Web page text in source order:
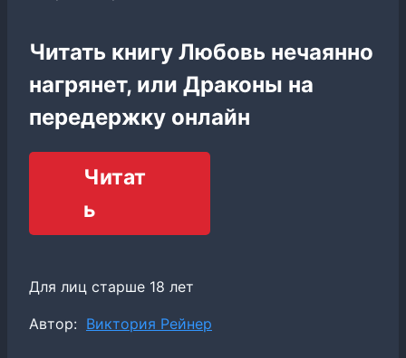
Читать книгу Любовь нечаянно
нагрянет, или Драконы на
передержку онлайн
Читат
ь
Для лиц старше 18 лет
Метки
Автор: Виктория Рейнер